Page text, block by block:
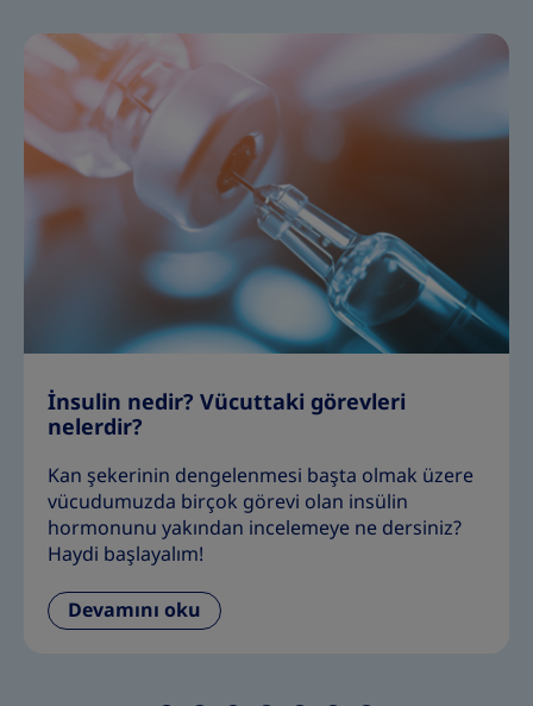
İnsulin nedir? Vücuttaki görevleri
nelerdir?
Kan şekerinin dengelenmesi başta olmak üzere
vücudumuzda birçok görevi olan insülin
hormonunu yakından incelemeye ne dersiniz?
Haydi başlayalım!